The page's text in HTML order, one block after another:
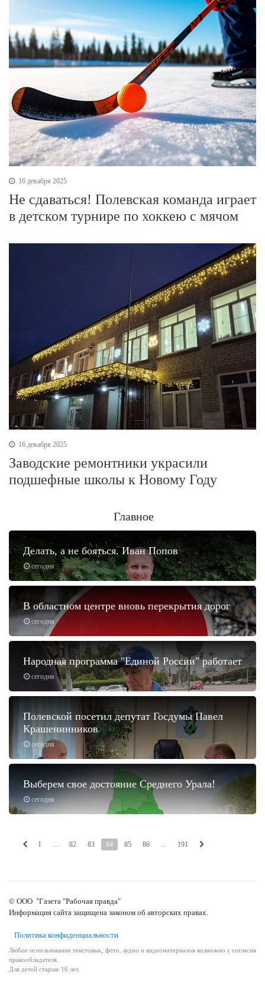
16 декабря 2025
Не сдаваться! Полевская команда играет
в детском турнире по хоккею с мячом
16 декабря 2025
Заводские ремонтники украсили
подшефные школы к Новому Году
Главное
сегодня
Делать, а не бояться. Иван Попов
сегодня
В областном центре вновь перекрытия дорог
сегодня
Народная программа "Единой России" работает
сегодня
Полевской посетил депутат Госдумы Павел
Крашенинников
сегодня
Выберем свое достояние Среднего Урала!
1 82 83 84 85 86 191
© ООО "Газета "Рабочая правда"
Информация сайта защищена законом об авторских правах.
Политика конфиденциальности
Любое использование текстовых, фото, аудио и видеоматериалов возможно с согласия
правообладателя.
Для детей старше 16 лет.